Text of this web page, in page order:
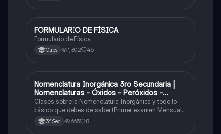
Física
FORMULARIO DE FÍSICA
Formulario de Física
Otros 1,302 45
Química
Nomenclatura Inorgánica 3ro Secundaria |
Nomenclaturas - Óxidos - Peróxidos -
Hidróxido o Bases
Clases sobre la Nomenclatura Inorgánica y todo lo
básico que debes de saber (Primer examen Mensual
2025)3° Sec 665 8